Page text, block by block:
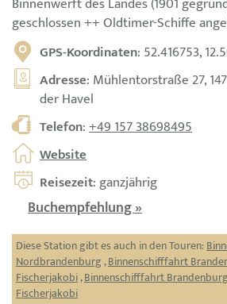
geschlossen ++ Oldtimer-Schiffe
GPS-Koordinaten: 52.416753,
Adresse: Mühlentorstraße 27,
der Havel
Telefon:+49 157 38698495
Website
Reisezeit: ganzjährig
Buchempfehlung »
Diese Station gibt es auch in den Touren:
Nordbrandenburg ,Binnenschifffahrt
Fischerjakobi,Binnenschifffahrt
Fischerjakobi